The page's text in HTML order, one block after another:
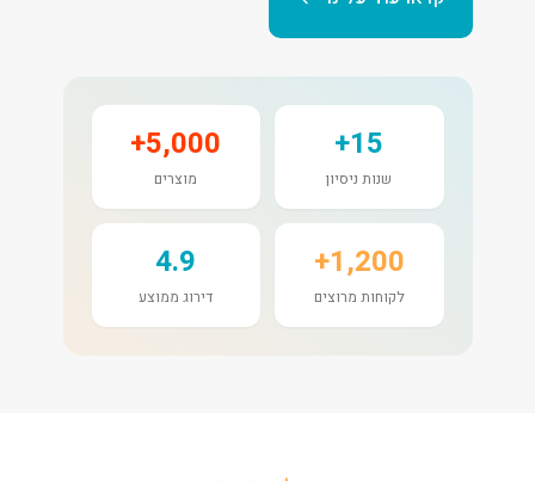
15+
שנות ניסיון
5,000+
מוצרים
1,200+
לקוחות מרוצים
4.9
דירוג ממוצע